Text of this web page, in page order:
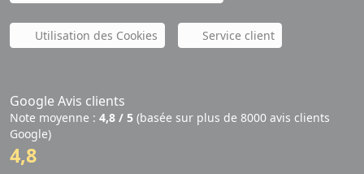
Utilisation des Cookies Service client
Google Avis clients
Note moyenne : 4,8 / 5 (basée sur plus de 8000 avis clients
Google)
4,8